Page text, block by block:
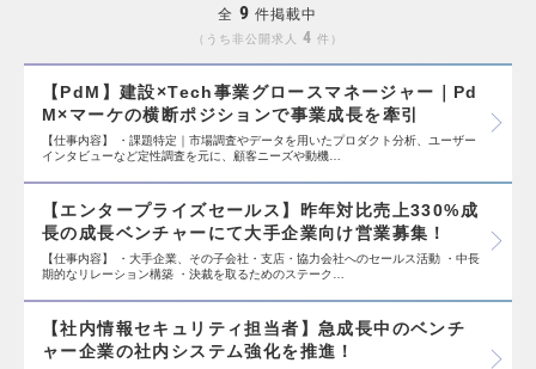
全 9 件掲載中
うち非公開求人 4 件
【PdM】建設×Tech事業グロースマネージャー｜Pd
M×マーケの横断ポジションで事業成長を牽引
【仕事内容】 ・課題特定｜市場調査やデータを用いたプロダクト分析、ユーザー
インタビューなど定性調査を元に、顧客ニーズや動機…
【エンタープライズセールス】昨年対比売上330%成
長の成長ベンチャーにて大手企業向け営業募集！
【仕事内容】 ・大手企業、その子会社・支店・協力会社へのセールス活動 ・中長
期的なリレーション構築 ・決裁を取るためのステーク…
【社内情報セキュリティ担当者】急成長中のベンチ
ャー企業の社内システム強化を推進！